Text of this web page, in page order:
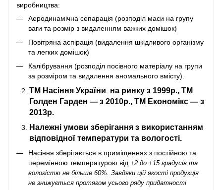
виробництва:
Аеродинамічна сепарація (розподіл маси на групу
ваги та розмір з видаленням важких домішок)
Повітряна аспірація (видалення шкідливого організму
та легких домішок)
Калібрування (розподіл посівного матеріалу на групи
за розміром та видалення аномального вмісту).
ТМ Насіння України на ринку з 1999р., ТМ
Голден Гарден — з 2010р., ТМ Економікс — з
2013р.
Належні умови зберігання з використанням
відповідної температури та вологості.
Насіння зберігається в приміщеннях з постійною та
перемінною температурою від +2 до +15 градусів та
вологістю не більше 60%. Завдяки цій якості продукція
не знижується протягом усього ряду придатності